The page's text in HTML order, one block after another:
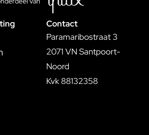
Contact
Paramaribostraat 3
2071 VN Santpoort-
Noord
Kvk 88132358